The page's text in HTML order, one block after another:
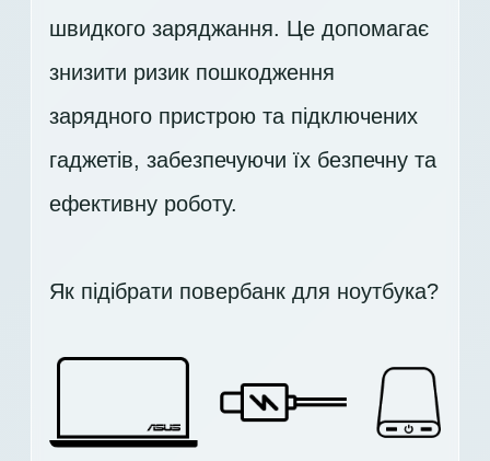
швидкого заряджання. Це допомагає
знизити ризик пошкодження
зарядного пристрою та підключених
гаджетів, забезпечуючи їх безпечну та
ефективну роботу.
Як підібрати повербанк для ноутбука?